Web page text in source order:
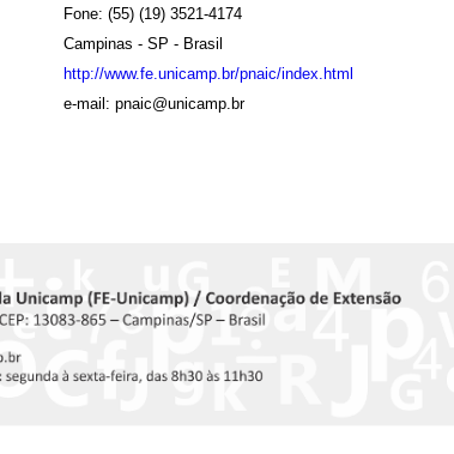
Fone: (55) (19) 3521-4174
Campinas - SP - Brasil
http://www.fe.unicamp.br/pnaic/index.html
e-mail: pnaic@unicamp.br